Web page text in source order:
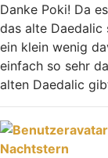
Danke Poki! Da
das alte Daedalic
ein klein wenig
einfach so sehr
alten Daedalic
Nachtstern